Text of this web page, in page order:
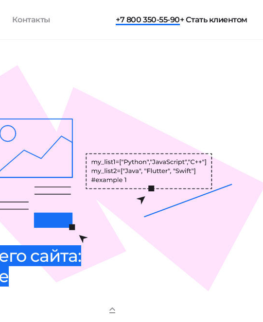
Контакты +7 800 350-55-90+ Стать клиентом
сайта: